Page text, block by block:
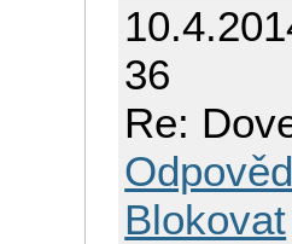
36
Re:
Blokovat